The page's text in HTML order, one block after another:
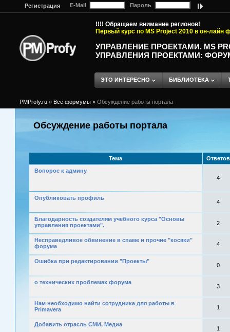
Регистрация E-Mail Пароль
!!!! Обращаем внимание регионов!
Первый курс по MS Project 2010 в он-лайн
УПРАВЛЕНИЕ ПРОЕКТАМИ. MS
УПРАВЛЕНИЯ ПРОЕКТАМИ:
ЭТО ИНТЕРЕСНО БИБЛИОТЕКА
PMProfy.ru » Все формумы » Обсуждение работы портала
Обсуждение работы портала
Тема
Ответов
Вопорос к админу
4
Опубликовать профиль
4
Благодарность создателям учебного курса "Основы
управления проектами".
2
Несправедливое обвинение в спаме и прочие "косяки"
форума
4
Ошибка при редактировании "Проекты"
0
о технических проблемах форума
3
Нам необходимо найти сотрудника для работы в
Primavera
1
Добавить отрасль СМИ, Медиа
1